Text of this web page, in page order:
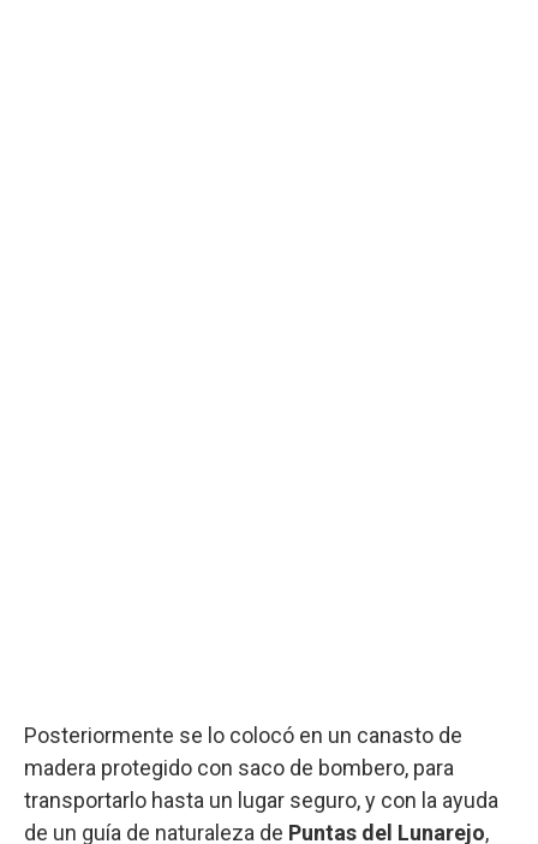
Posteriormente se lo colocó en un canasto de
madera protegido con saco de bombero, para
transportarlo hasta un lugar seguro, y con la ayuda
de un guía de naturaleza de Puntas del Lunarejo,